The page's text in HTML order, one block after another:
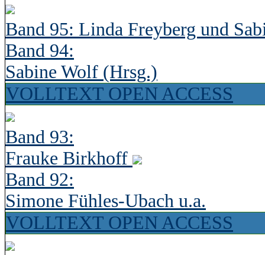
Band 95: Linda Freyberg und
Band 94:
Sabine Wolf (Hrsg.)
VOLLTEXT OPEN ACCESS
Band 93:
Frauke Birkhoff
Band 92:
Simone Fühles-Ubach u.a.
VOLLTEXT OPEN ACCESS